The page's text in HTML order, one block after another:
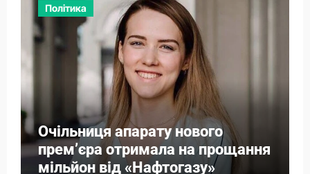
Політика
Очільниця апарату нового
прем’єра отримала на прощання
мільйон від «Нафтогазу»